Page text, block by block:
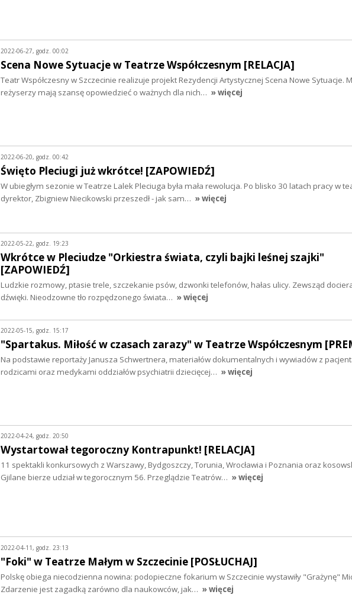
2022-06-27, godz. 00:02
Scena Nowe Sytuacje w Teatrze Współczesnym [RELACJA]
Teatr Współczesny w Szczecinie realizuje projekt Rezydencji Artystycznej Scena Nowe Sytuacje.
reżyserzy mają szansę opowiedzieć o ważnych dla nich… » więcej
2022-06-20, godz. 00:42
Święto Pleciugi już wkrótce! [ZAPOWIEDŹ]
W ubiegłym sezonie w Teatrze Lalek Pleciuga była mała rewolucja. Po blisko 30 latach pracy w
dyrektor, Zbigniew Niecikowski przeszedł - jak sam… » więcej
2022-05-22, godz. 19:23
Wkrótce w Pleciudze "Orkiestra świata, czyli bajki leśnej szajki"
[ZAPOWIEDŹ]
Ludzkie rozmowy, ptasie trele, szczekanie psów, dzwonki telefonów, hałas ulicy. Zewsząd
dźwięki. Nieodzowne tło rozpędzonego świata… » więcej
2022-05-15, godz. 15:17
"Spartakus. Miłość w czasach zarazy" w Teatrze Współczesnym
Na podstawie reportaży Janusza Schwertnera, materiałów dokumentalnych i wywiadów z
rodzicami oraz medykami oddziałów psychiatrii dziecięcej… » więcej
2022-04-24, godz. 20:50
Wystartował tegoroczny Kontrapunkt! [RELACJA]
11 spektakli konkursowych z Warszawy, Bydgoszczy, Torunia, Wrocławia i Poznania oraz
Gjilane bierze udział w tegorocznym 56. Przeglądzie Teatrów… » więcej
2022-04-11, godz. 23:13
"Foki" w Teatrze Małym w Szczecinie [POSŁUCHAJ]
Polskę obiega niecodzienna nowina: podopieczne fokarium w Szczecinie wystawiły "Grażynę"
Zdarzenie jest zagadką zarówno dla naukowców, jak… » więcej